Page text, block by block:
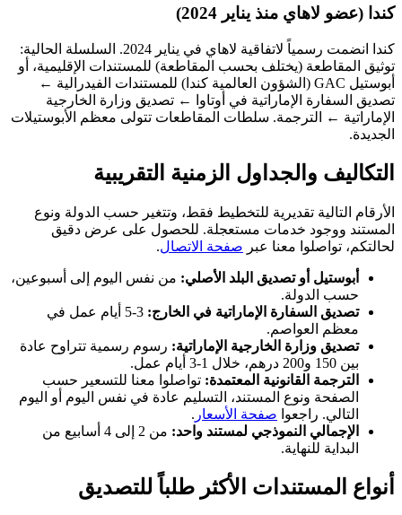
كندا (عضو لاهاي منذ يناير 2024)
كندا انضمت رسمياً لاتفاقية لاهاي في يناير 2024. السلسلة الحالية:
توثيق المقاطعة (يختلف بحسب المقاطعة) للمستندات الإقليمية، أو
أبوستيل GAC (الشؤون العالمية كندا) للمستندات الفيدرالية ←
تصديق السفارة الإماراتية في أوتاوا ← تصديق وزارة الخارجية
الإماراتية ← الترجمة. سلطات المقاطعات تتولى معظم الأبوستيلات
الجديدة.
التكاليف والجداول الزمنية التقريبية
الأرقام التالية تقديرية للتخطيط فقط، وتتغير حسب الدولة ونوع
المستند ووجود خدمات مستعجلة. للحصول على عرض دقيق
لحالتكم، تواصلوا معنا عبر صفحة الاتصال.
أبوستيل أو تصديق البلد الأصلي: من نفس اليوم إلى أسبوعين،
حسب الدولة.
تصديق السفارة الإماراتية في الخارج:
3-5 أيام عمل في
معظم العواصم.
تصديق وزارة الخارجية الإماراتية: رسوم رسمية تتراوح عادة
بين 150 و200 درهم، خلال 1-3 أيام عمل.
الترجمة القانونية المعتمدة: تواصلوا معنا للتسعير حسب
الصفحة ونوع المستند، التسليم عادة في نفس اليوم أو اليوم
التالي. راجعوا صفحة الأسعار .
الإجمالي النموذجي لمستند واحد:
من 2 إلى 4 أسابيع من
البداية للنهاية.
أنواع المستندات الأكثر طلباً للتصديق